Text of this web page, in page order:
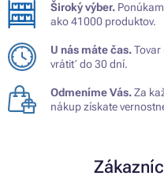
Široký výber.
ako 41000 produktov.
U nás máte čas.Tovar
vrátiť do 30 dní.
Odmeníme Vás.Za
nákup získate